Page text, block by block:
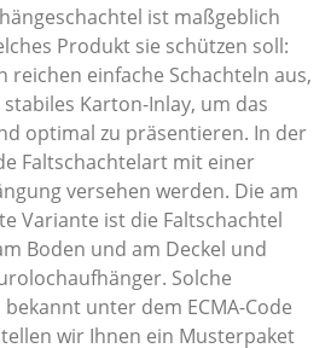
ist maßgeblich
Produkt sie schützen soll:
reichen einfache Schachteln aus,
Karton-Inlay, um das
optimal zu präsentieren. In der
Faltschachtelart mit einer
versehen werden. Die am
Variante ist die Faltschachtel
Boden und am Deckel und
Solche
unter dem ECMA-Code
wir Ihnen ein Musterpaket